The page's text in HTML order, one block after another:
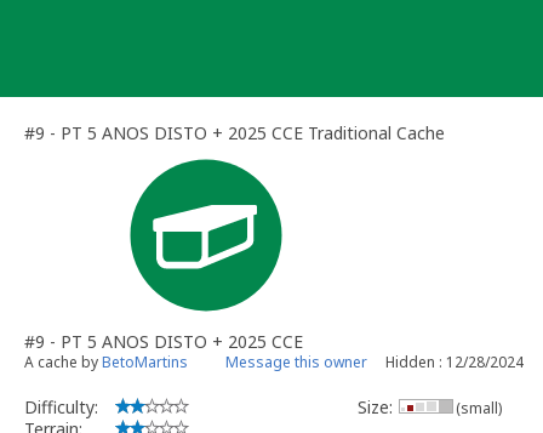
#9 - PT 5 ANOS DISTO + 2025 CCE Traditional Cache
#9 - PT 5 ANOS DISTO + 2025 CCE
A cache byBetoMartins Message this owner Hidden : 12/28/2024
Difficulty:
Size: (small)